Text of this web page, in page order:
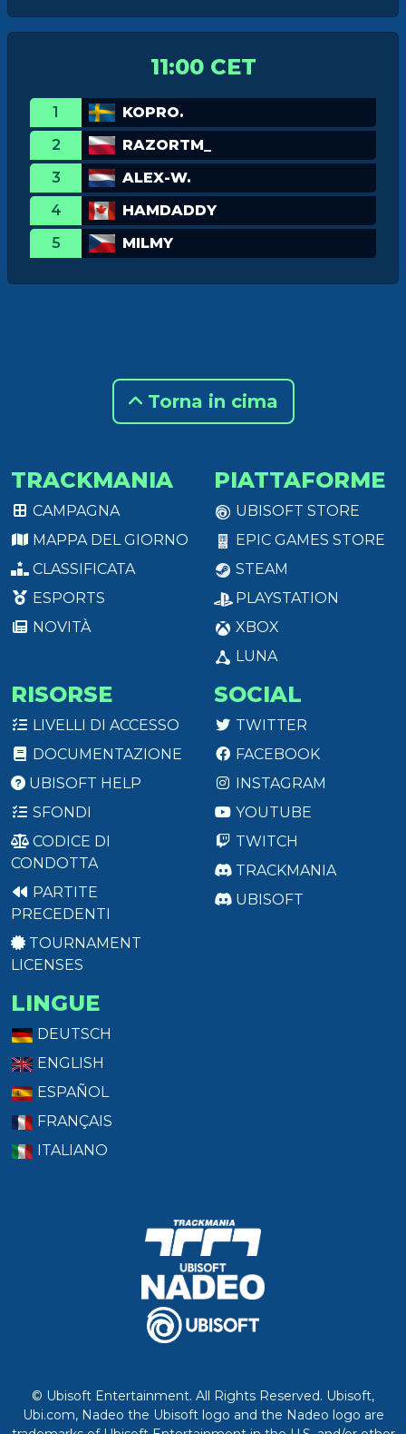
11:00 CET
1
KOPRO.
2
RAZORTM_
3
ALEX-W.
4
HAMDADDY
5
MILMY
Torna in cima
TRACKMANIA
CAMPAGNA
MAPPA DEL GIORNO
CLASSIFICATA
ESPORTS
NOVITÀ
PIATTAFORME
UBISOFT STORE
EPIC GAMES STORE
STEAM
PLAYSTATION
XBOX
LUNA
RISORSE
LIVELLI DI ACCESSO
DOCUMENTAZIONE
UBISOFT HELP
SFONDI
CODICE DI
CONDOTTA
PARTITE
PRECEDENTI
TOURNAMENT
LICENSES
SOCIAL
TWITTER
FACEBOOK
INSTAGRAM
YOUTUBE
TWITCH
TRACKMANIA
UBISOFT
LINGUE
DEUTSCH
ENGLISH
ESPAÑOL
FRANÇAIS
ITALIANO
© Ubisoft Entertainment. All Rights Reserved. Ubisoft,
Ubi.com, Nadeo the Ubisoft logo and the Nadeo logo are